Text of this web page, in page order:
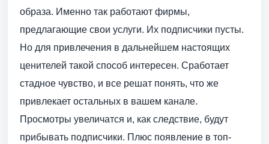
образа. Именно так работают фирмы,
предлагающие свои услуги. Их подписчики пусты.
Но для привлечения в дальнейшем настоящих
ценителей такой способ интересен. Сработает
стадное чувство, и все решат понять, что же
привлекает остальных в вашем канале.
Просмотры увеличатся и, как следствие, будут
прибывать подписчики. Плюс появление в топ-